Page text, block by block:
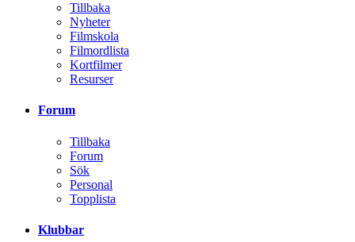
Tillbaka
Nyheter
Filmskola
Filmordlista
Kortfilmer
Resurser
Forum
Tillbaka
Forum
Sök
Personal
Topplista
Klubbar